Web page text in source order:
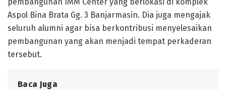
Aspol Bina Brata Gg. 3 Banjarmasin. Dia juga mengajak
seluruh alumni agar bisa berkontribusi menyelesaikan
pembangunan yang akan menjadi tempat perkaderan
tersebut.
Baca Juga